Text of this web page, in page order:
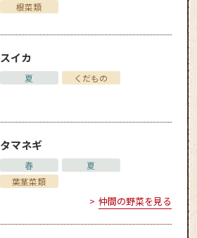
根菜類
スイカ
夏 くだもの
タマネギ
春
夏
葉茎菜類
仲間の野菜を見る